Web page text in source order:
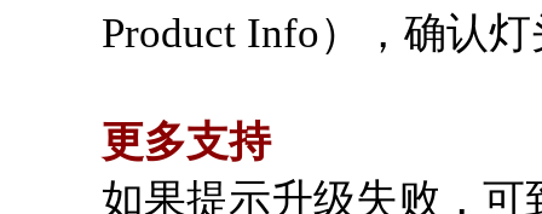
Product Info），确认
更多支持
如果提示升级失败，可